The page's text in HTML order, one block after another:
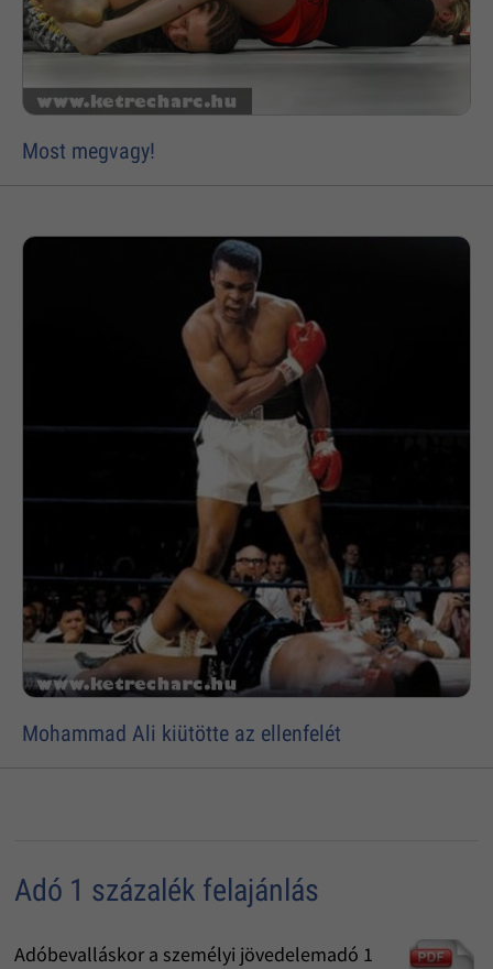
Most megvagy!
Mohammad Ali kiütötte az ellenfelét
Adó 1 százalék felajánlás
Adóbevalláskor a személyi jövedelemadó 1